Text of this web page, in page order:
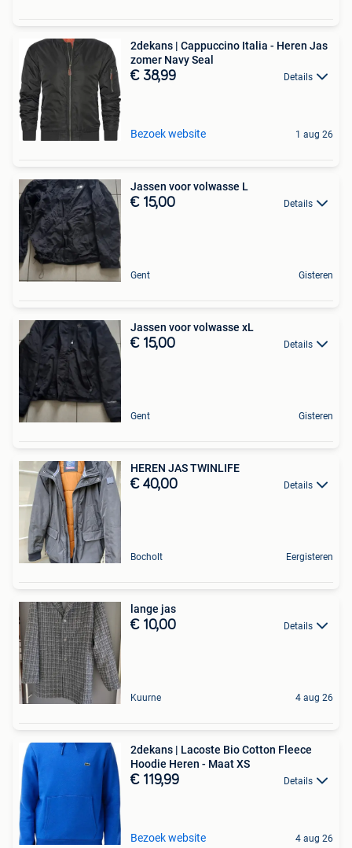
2dekans | Cappuccino Italia - Heren Jas
zomer Navy Seal
€ 38,99 Details
Bezoek website 1 aug 26
Jassen voor volwasse L
€ 15,00 Details
Gent Gisteren
Jassen voor volwasse xL
€ 15,00 Details
Gent Gisteren
HEREN JAS TWINLIFE
€ 40,00 Details
Bocholt Eergisteren
lange jas
€ 10,00 Details
Kuurne 4 aug 26
2dekans | Lacoste Bio Cotton Fleece
Hoodie Heren - Maat XS
€ 119,99 Details
Bezoek website 4 aug 26